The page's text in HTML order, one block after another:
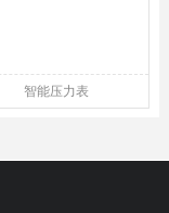
智能压力表